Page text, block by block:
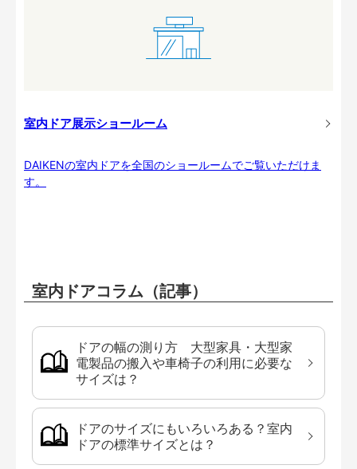
室内ドア展示ショールーム
DAIKENの室内ドアを全国のショールームでご覧いただけま
す。
室内ドアコラム（記事）
ドアの幅の測り方 大型家具・大型家
電製品の搬入や車椅子の利用に必要な
サイズは？
ドアのサイズにもいろいろある？室内
ドアの標準サイズとは？